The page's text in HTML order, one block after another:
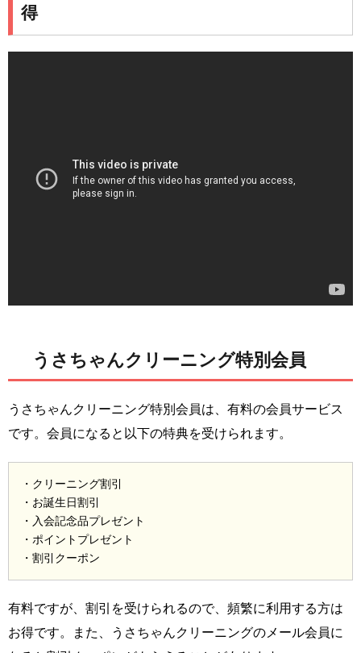
得
うさちゃんクリーニング特別会員
うさちゃんクリーニング特別会員は、有料の会員サービス
です。会員になると以下の特典を受けられます。
・クリーニング割引
・お誕生日割引
・入会記念品プレゼント
・ポイントプレゼント
・割引クーポン
有料ですが、割引を受けられるので、頻繁に利用する方は
お得です。また、うさちゃんクリーニングのメール会員に